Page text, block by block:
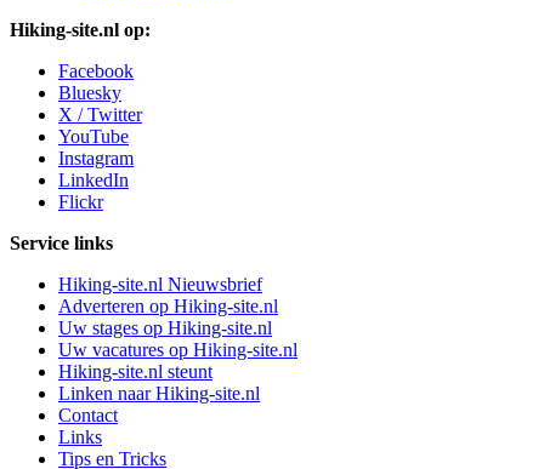
Hiking-site.nl op:
Facebook
Bluesky
X / Twitter
YouTube
Instagram
LinkedIn
Flickr
Service links
Hiking-site.nl Nieuwsbrief
Adverteren op Hiking-site.nl
Uw stages op Hiking-site.nl
Uw vacatures op Hiking-site.nl
Hiking-site.nl steunt
Linken naar Hiking-site.nl
Contact
Links
Tips en Tricks